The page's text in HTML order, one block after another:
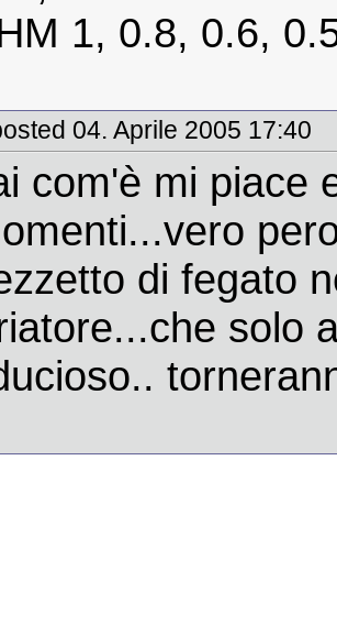
1, 0.8, 0.6,
04. Aprile 2005 17:40
com'è mi piace
di fegato
solo